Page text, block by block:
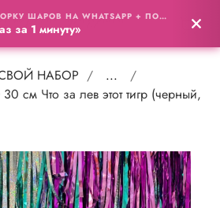
0
НАБОР
...
см Что за лев этот тигр (черный,
ПОЛУЧИТЕ ПОДБОРКУ ШАРОВ НА WHATSAPP + ПОДАРОК
за 1 минуту»